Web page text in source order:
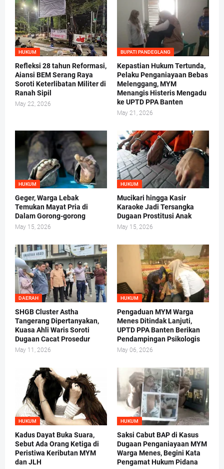
HUKUM
Refleksi 28 tahun Reformasi,
Aiansi BEM Serang Raya
Soroti Keterlibatan Militer di
Ranah Sipil
May 22, 2026
BUPATI PANDEGLANG
Kepastian Hukum Tertunda,
Pelaku Penganiayaan Bebas
Melenggang, MYM
Menangis Histeris Mengadu
ke UPTD PPA Banten
May 21, 2026
HUKUM
Geger, Warga Lebak
Temukan Mayat Pria di
Dalam Gorong-gorong
May 15, 2026
HUKUM
Mucikari hingga Kasir
Karaoke Jadi Tersangka
Dugaan Prostitusi Anak
May 15, 2026
DAERAH
SHGB Cluster Astha
Tangerang Dipertanyakan,
Kuasa Ahli Waris Soroti
Dugaan Cacat Prosedur
May 11, 2026
HUKUM
Pengaduan MYM Warga
Menes Ditindak Lanjuti,
UPTD PPA Banten Berikan
Pendampingan Psikologis
May 06, 2026
HUKUM
Kadus Dayat Buka Suara,
Sebut Ada Orang Ketiga di
Peristiwa Keributan MYM
dan JLH
HUKUM
Saksi Cabut BAP di Kasus
Dugaan Penganiayaan MYM
Warga Menes, Begini Kata
Pengamat Hukum Pidana